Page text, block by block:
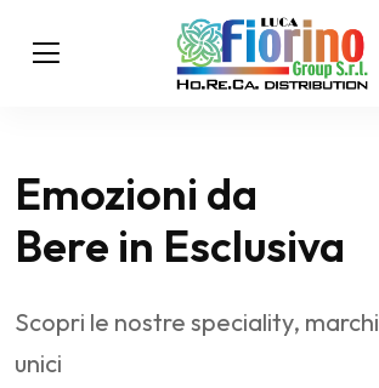
Emozioni da
Bere in Esclusiva
Scopri le nostre speciality, marchi
unici